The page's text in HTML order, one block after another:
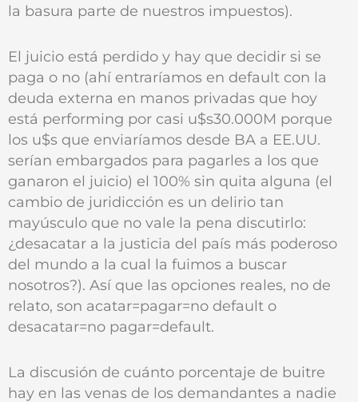
la basura parte de nuestros impuestos).
El juicio está perdido y hay que decidir si se
paga o no (ahí entraríamos en default con la
deuda externa en manos privadas que hoy
está performing por casi u$s30.000M porque
los u$s que enviaríamos desde BA a EE.UU.
serían embargados para pagarles a los que
ganaron el juicio) el 100% sin quita alguna (el
cambio de juridicción es un delirio tan
mayúsculo que no vale la pena discutirlo:
¿desacatar a la justicia del país más poderoso
del mundo a la cual la fuimos a buscar
nosotros?). Así que las opciones reales, no de
relato, son acatar=pagar=no default o
desacatar=no pagar=default.
La discusión de cuánto porcentaje de buitre
hay en las venas de los demandantes a nadie